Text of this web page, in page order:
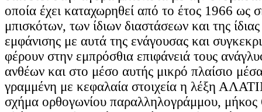
οποία έχει καταχωρηθεί από το έτος 1966 ως
μπισκότων, των ίδιων διαστάσεων και της
εμφάνισης με αυτά της ενάγουσας και
φέρουν στην εμπρόσθια επιφάνειά τους
ανθέων και στο μέσο αυτής μικρό πλαίσιο
γραμμένη με κεφαλαία στοιχεία η λέξη
σχήμα ορθογωνίου παραλληλογράμμου, μήκος